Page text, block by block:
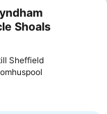
Favoriter
Shoals
Sheffield